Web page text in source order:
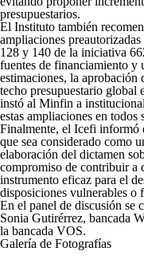
presupuestarios.
El Instituto también
ampliaciones
128 y 140 de la iniciativa
fuentes de financiamiento y
estimaciones, la aprobación
techo presupuestario global
instó al Minfin a
estas ampliaciones en todos
Finalmente, el Icefi informó
que sea considerado como
elaboración del dictamen
compromiso de contribuir a
instrumento eficaz para el
disposiciones vulnerables o
En el panel de discusión se
Sonia Gutirérrez, bancada
la bancada VOS.
Galería de Fotografías